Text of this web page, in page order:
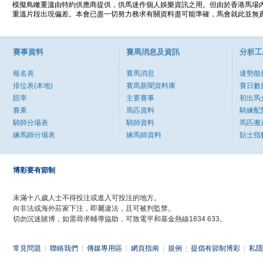
模擬鳥瞰重溫由特約供應商提供，供馬迷作個人娛樂資訊之用。但由於香港馬
重溫片段出現偏差。本會已盡一切努力務求有關資料盡可能準確，馬會就此並
賽事資料
報名表
排位表(本地)
賠率
賽果
騎師分場表
練馬師分場表
賽馬消息及資訊
賽馬消息
賽馬新聞資料庫
主要賽事
馬匹資料
騎師資料
練馬師資料
分析
速勢能
賽日數
初出馬
騎練配
馬匹搬
貼士指
博彩要有節制
未滿十八歲人士不得投注或進入可投注的地方。
向非法或海外莊家下注，即屬違法，且可被判監禁。
切勿沉迷賭博，如需尋求輔導協助，可致電平和基金熱線1834 633。
常見問題 聯絡我們 傳媒專用區 網頁指南 規例 提倡有節制博彩 私